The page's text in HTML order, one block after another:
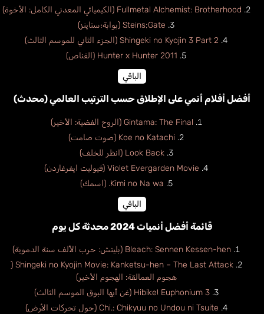
Fullmetal Alchemist: Brotherhood (الكيميائي المعدني الكامل: الأخوة)
Steins;Gate (بوابة؛ستاينز)
Shingeki no Kyojin 3 Part 2 (الجزء الثاني للموسم الثالث)
Hunter x Hunter 2011 (القناص)
الباقي
أفضل أفلام أنمي على الإطلاق حسب الترتيب العالمي (محدث)
Gintama: The Final (الروح الفضية: الأخير)
Koe no Katachi (صوت صامت)
Look Back (انظر للخلف)
Violet Evergarden Movie (فيوليت ايفرغاردن)
Kimi no Na wa. (اسمك)
الباقي
قائمة أفضل أنميات 2024 محدثة كل يوم
Bleach: Sennen Kessen-hen (بليتش: حرب الألف سنة الدموية)
Shingeki no Kyojin Movie: Kanketsu-hen – The Last Attack (
هجوم العمالقة: الهجوم الأخير)
Hibike! Euphonium 3 (غن أيها البوق الموسم الثالث)
Chi.: Chikyuu no Undou ni Tsuite (حول تحركات الأرض)